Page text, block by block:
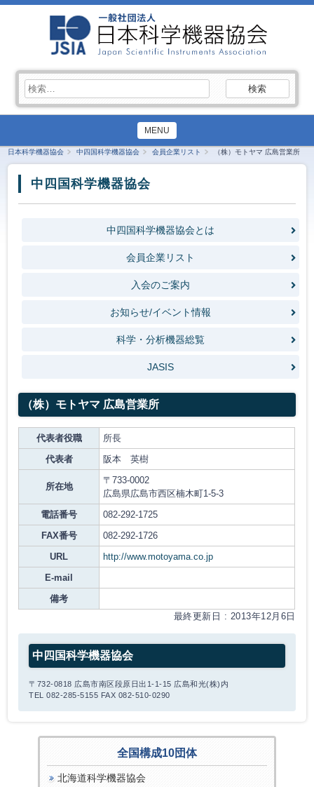
索:
MENU
日本科学機器協会 中四国科学機器協会 会員企業リスト （株）モトヤマ 広島営業所
中四国科学機器協会
中四国科学機器協会とは
会員企業リスト
入会のご案内
お知らせ/イベント情報
科学・分析機器総覧
JASIS
（株）モトヤマ 広島営業所
代表者役職
所長
代表者
阪本 英樹
所在地
〒733-0002
広島県広島市西区楠木町1-5-3
電話番号
082-292-1725
FAX番号
082-292-1726
URL
http://www.motoyama.co.jp
E-mail
備考
最終更新日 : 2013年12月6日
中四国科学機器協会
〒732-0818 広島市南区段原日出1-1-15 広島和光(株)内
TEL 082-285-5155 FAX 082-510-0290
全国構成10団体
北海道科学機器協会